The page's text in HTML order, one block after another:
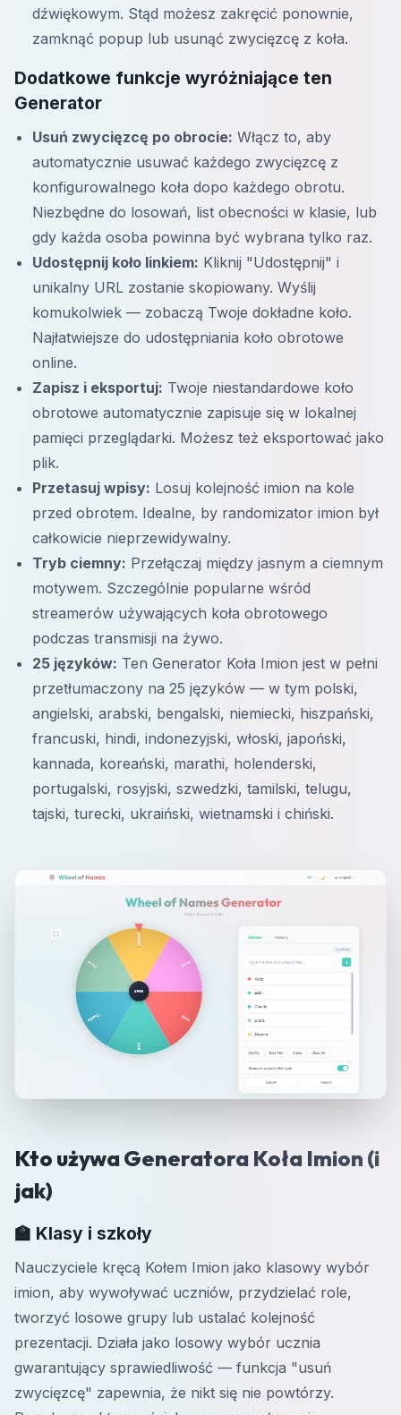
dźwiękowym. Stąd możesz zakręcić ponownie,
zamknąć popup lub usunąć zwycięzcę z koła.
Dodatkowe funkcje wyróżniające ten
Generator
Usuń zwycięzcę po obrocie: Włącz to, aby
automatycznie usuwać każdego zwycięzcę z
konfigurowalnego koła dopo każdego obrotu.
Niezbędne do losowań, list obecności w klasie, lub
gdy każda osoba powinna być wybrana tylko raz.
Udostępnij koło linkiem: Kliknij "Udostępnij" i
unikalny URL zostanie skopiowany. Wyślij
komukolwiek — zobaczą Twoje dokładne koło.
Najłatwiejsze do udostępniania koło obrotowe
online.
Zapisz i eksportuj: Twoje niestandardowe koło
obrotowe automatycznie zapisuje się w lokalnej
pamięci przeglądarki. Możesz też eksportować jako
plik.
Przetasuj wpisy: Losuj kolejność imion na kole
przed obrotem. Idealne, by randomizator imion był
całkowicie nieprzewidywalny.
Tryb ciemny: Przełączaj między jasnym a ciemnym
motywem. Szczególnie popularne wśród
streamerów używających koła obrotowego
podczas transmisji na żywo.
25 języków: Ten Generator Koła Imion jest w pełni
przetłumaczony na 25 języków — w tym polski,
angielski, arabski, bengalski, niemiecki, hiszpański,
francuski, hindi, indonezyjski, włoski, japoński,
kannada, koreański, marathi, holenderski,
portugalski, rosyjski, szwedzki, tamilski, telugu,
tajski, turecki, ukraiński, wietnamski i chiński.
Kto używa Generatora Koła Imion (i
jak)
🏫 Klasy i szkoły
Nauczyciele kręcą Kołem Imion jako klasowy wybór
imion, aby wywoływać uczniów, przydzielać role,
tworzyć losowe grupy lub ustalać kolejność
prezentacji. Działa jako losowy wybór ucznia
gwarantujący sprawiedliwość — funkcja "usuń
zwycięzcę" zapewnia, że nikt się nie powtórzy.